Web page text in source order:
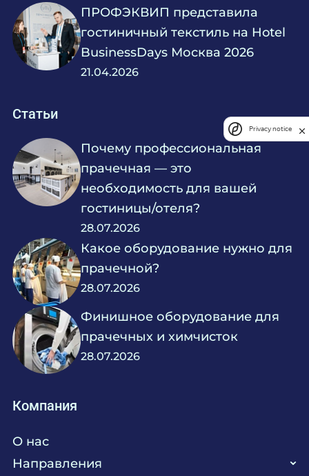
ПРОФЭКВИП представила
гостиничный текстиль на Hotel
BusinessDays Москва 2026
21.04.2026
Статьи
Почему профессиональная
прачечная — это
необходимость для вашей
гостиницы/отеля?
28.07.2026
Какое оборудование нужно для
прачечной?
28.07.2026
Финишное оборудование для
прачечных и химчисток
28.07.2026
Компания
О нас
Направления
Privacy notice